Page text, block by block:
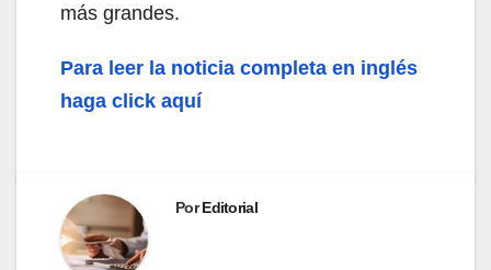
más grandes.
Para leer la noticia completa en inglés
haga click aquí
PorEditorial